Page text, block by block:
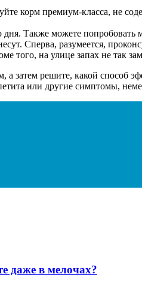
корм премиум-класса, не
Также можете попробовать
Сперва, разумеется,
того, на улице запах не так
затем решите, какой способ
или другие симптомы,
даже в мелочах?